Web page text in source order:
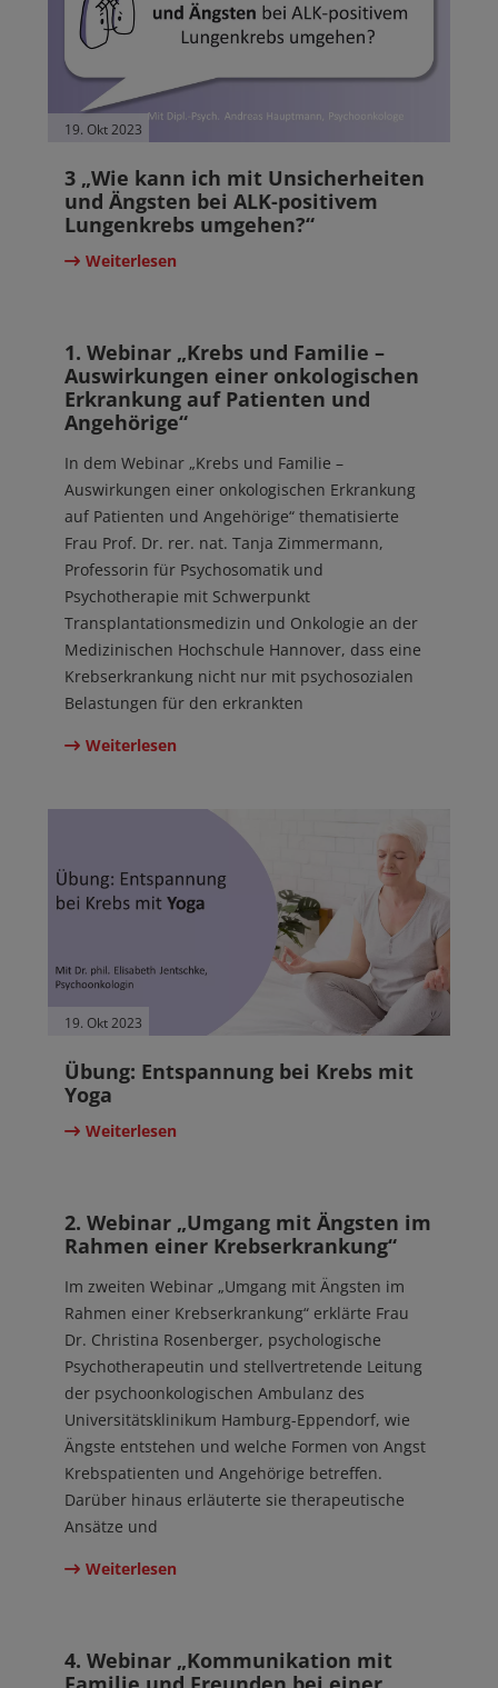
19. Okt 2023
3 „Wie kann ich mit Unsicherheiten
und Ängsten bei ALK-positivem
Lungenkrebs umgehen?“
Weiterlesen
1. Webinar „Krebs und Familie –
Auswirkungen einer onkologischen
Erkrankung auf Patienten und
Angehörige“
In dem Webinar „Krebs und Familie –
Auswirkungen einer onkologischen Erkrankung
auf Patienten und Angehörige“ thematisierte
Frau Prof. Dr. rer. nat. Tanja Zimmermann,
Professorin für Psychosomatik und
Psychotherapie mit Schwerpunkt
Transplantationsmedizin und Onkologie an der
Medizinischen Hochschule Hannover, dass eine
Krebserkrankung nicht nur mit psychosozialen
Belastungen für den erkrankten
Weiterlesen
19. Okt 2023
Übung: Entspannung bei Krebs mit
Yoga
Weiterlesen
2. Webinar „Umgang mit Ängsten im
Rahmen einer Krebserkrankung“
Im zweiten Webinar „Umgang mit Ängsten im
Rahmen einer Krebserkrankung“ erklärte Frau
Dr. Christina Rosenberger, psychologische
Psychotherapeutin und stellvertretende Leitung
der psychoonkologischen Ambulanz des
Universitätsklinikum Hamburg-Eppendorf, wie
Ängste entstehen und welche Formen von Angst
Krebspatienten und Angehörige betreffen.
Darüber hinaus erläuterte sie therapeutische
Ansätze und
Weiterlesen
4. Webinar „Kommunikation mit